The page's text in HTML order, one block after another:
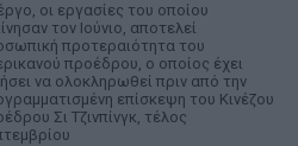
οι εργασίες του οποίου
τον Ιούνιο, αποτελεί
προτεραιότητα του
προέδρου, ο οποίος έχει
να ολοκληρωθεί πριν από την
επίσκεψη του Κινέζου
Σι Τζινπίνγκ, τέλος